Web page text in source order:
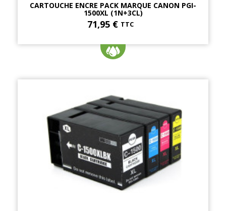
CARTOUCHE ENCRE PACK MARQUE CANON PGI-
1500XL (1N+3CL)
71,95 € TTC